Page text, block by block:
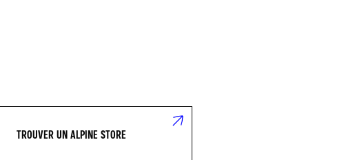
TROUVER UN ALPINE STORE